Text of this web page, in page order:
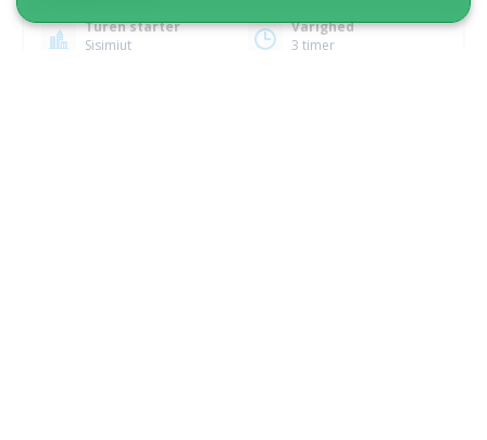
Turen starter
Sisimiut
Varighed
3 timer